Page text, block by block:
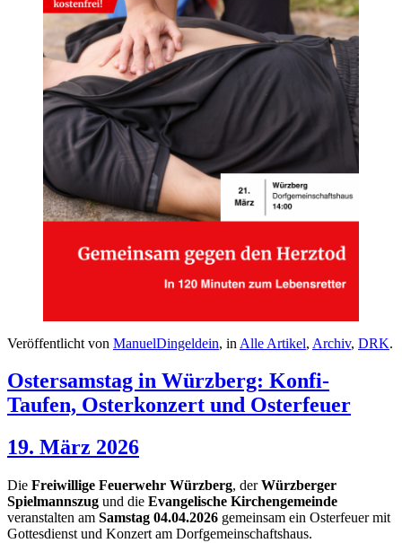
Veröffentlicht von ManuelDingeldein, in Alle Artikel, Archiv, DRK.
Ostersamstag in Würzberg: Konfi-
Taufen, Osterkonzert und Osterfeuer
19. März 2026
Die Freiwillige Feuerwehr Würzberg, derWürzberger
Spielmannszug und die Evangelische Kirchengemeinde
veranstalten am Samstag 04.04.2026 gemeinsam ein Osterfeuer mit
Gottesdienst und Konzert am Dorfgemeinschaftshaus.